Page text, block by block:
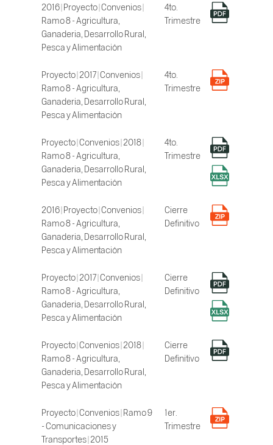
2016 | Proyecto | Convenios |
Ramo 8 - Agricultura,
Ganaderia, Desarrollo Rural,
Pesca y Alimentación
4to.
Trimestre
Proyecto | 2017 | Convenios |
Ramo 8 - Agricultura,
Ganaderia, Desarrollo Rural,
Pesca y Alimentación
4to.
Trimestre
Proyecto | Convenios | 2018 |
Ramo 8 - Agricultura,
Ganaderia, Desarrollo Rural,
Pesca y Alimentación
4to.
Trimestre
2016 | Proyecto | Convenios |
Ramo 8 - Agricultura,
Ganaderia, Desarrollo Rural,
Pesca y Alimentación
Cierre
Definitivo
Proyecto | 2017 | Convenios |
Ramo 8 - Agricultura,
Ganaderia, Desarrollo Rural,
Pesca y Alimentación
Cierre
Definitivo
Proyecto | Convenios | 2018 |
Ramo 8 - Agricultura,
Ganaderia, Desarrollo Rural,
Pesca y Alimentación
Cierre
Definitivo
Proyecto | Convenios | Ramo 9
- Comunicaciones y
Transportes | 2015
1er.
Trimestre